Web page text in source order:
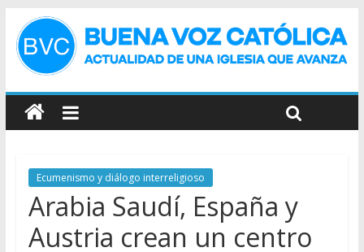
Ecumenismo y diálogo interreligioso
Arabia Saudí, España y
Austria crean un centro